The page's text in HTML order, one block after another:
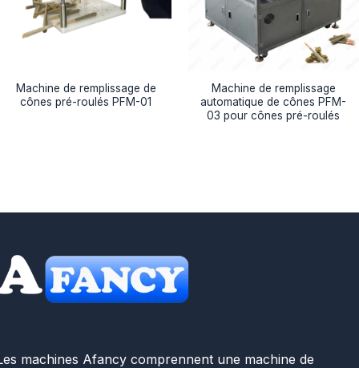
Machine de remplissage de
cônes pré-roulés PFM-01
Machine de remplissage
automatique de cônes PFM-
03 pour cônes pré-roulés
machines Afancy comprennent une machine de